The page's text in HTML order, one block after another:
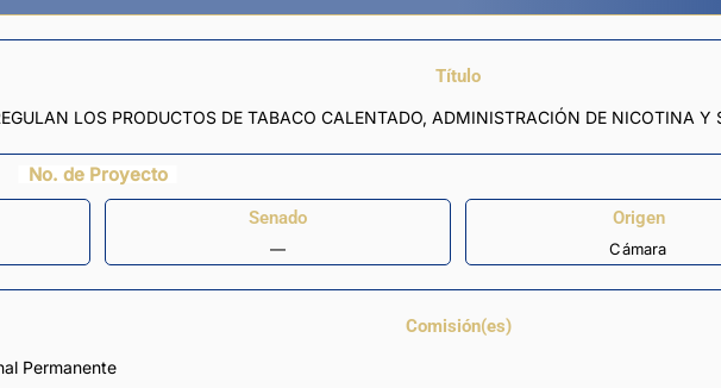
Título
LOS PRODUCTOS DE TABACO CALENTADO, ADMINISTRACIÓN DE NICOTINA
No. de Proyecto
Senado
—
Origen
Cámara
Comisión(es)
Permanente